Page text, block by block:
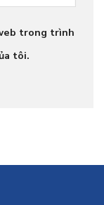
trong trình
tôi.